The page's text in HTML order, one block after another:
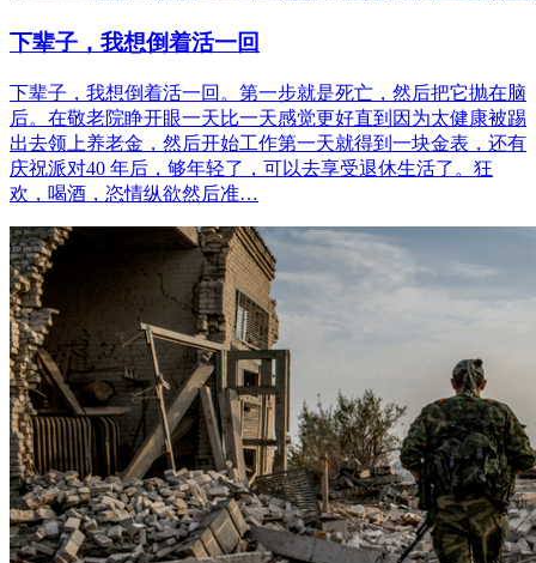
下辈子，我想倒着活一回
下辈子，我想倒着活一回。第一步就是死亡，然后把它抛在脑
后。在敬老院睁开眼一天比一天感觉更好直到因为太健康被踢
出去领上养老金，然后开始工作第一天就得到一块金表，还有
庆祝派对40 年后，够年轻了，可以去享受退休生活了。狂
欢，喝酒，恣情纵欲然后准…